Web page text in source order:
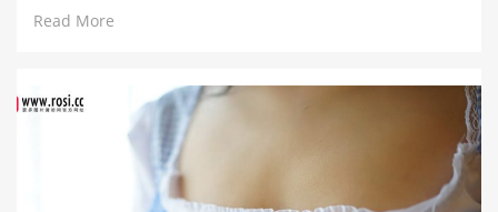
Read More